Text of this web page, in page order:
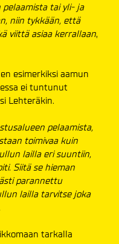
pelaamista tai yli- ja
niin tykkään, että
viittä asiaa kerrallaan,
esimerkiksi aamun
ei tuntunut
Lehteräkin.
pelaamista,
toimivaa kuin
lailla eri suuntiin,
Siitä se hieman
parannettu
lailla tarvitse joka
tarkalla